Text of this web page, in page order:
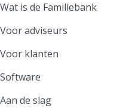
Wat is de Familiebank
Voor adviseurs
Voor klanten
Software
Aan de slag